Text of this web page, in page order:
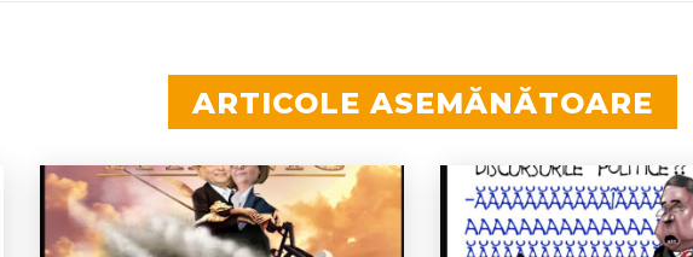
ARTICOLE ASEMĂNĂTOARE